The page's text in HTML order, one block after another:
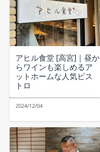
アヒル食堂 [高宮]｜昼か
らワインも楽しめるア
ットホームな人気ビス
トロ
2024/12/04